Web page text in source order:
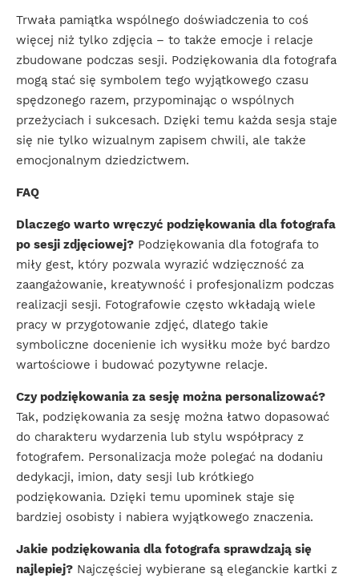
Trwała pamiątka wspólnego doświadczenia to coś
więcej niż tylko zdjęcia – to także emocje i relacje
zbudowane podczas sesji. Podziękowania dla fotografa
mogą stać się symbolem tego wyjątkowego czasu
spędzonego razem, przypominając o wspólnych
przeżyciach i sukcesach. Dzięki temu każda sesja staje
się nie tylko wizualnym zapisem chwili, ale także
emocjonalnym dziedzictwem.
FAQ
Dlaczego warto wręczyć podziękowania dla fotografa
po sesji zdjęciowej? Podziękowania dla fotografa to
miły gest, który pozwala wyrazić wdzięczność za
zaangażowanie, kreatywność i profesjonalizm podczas
realizacji sesji. Fotografowie często wkładają wiele
pracy w przygotowanie zdjęć, dlatego takie
symboliczne docenienie ich wysiłku może być bardzo
wartościowe i budować pozytywne relacje.
Czy podziękowania za sesję można personalizować?
Tak, podziękowania za sesję można łatwo dopasować
do charakteru wydarzenia lub stylu współpracy z
fotografem. Personalizacja może polegać na dodaniu
dedykacji, imion, daty sesji lub krótkiego
podziękowania. Dzięki temu upominek staje się
bardziej osobisty i nabiera wyjątkowego znaczenia.
Jakie podziękowania dla fotografa sprawdzają się
najlepiej? Najczęściej wybierane są eleganckie kartki z